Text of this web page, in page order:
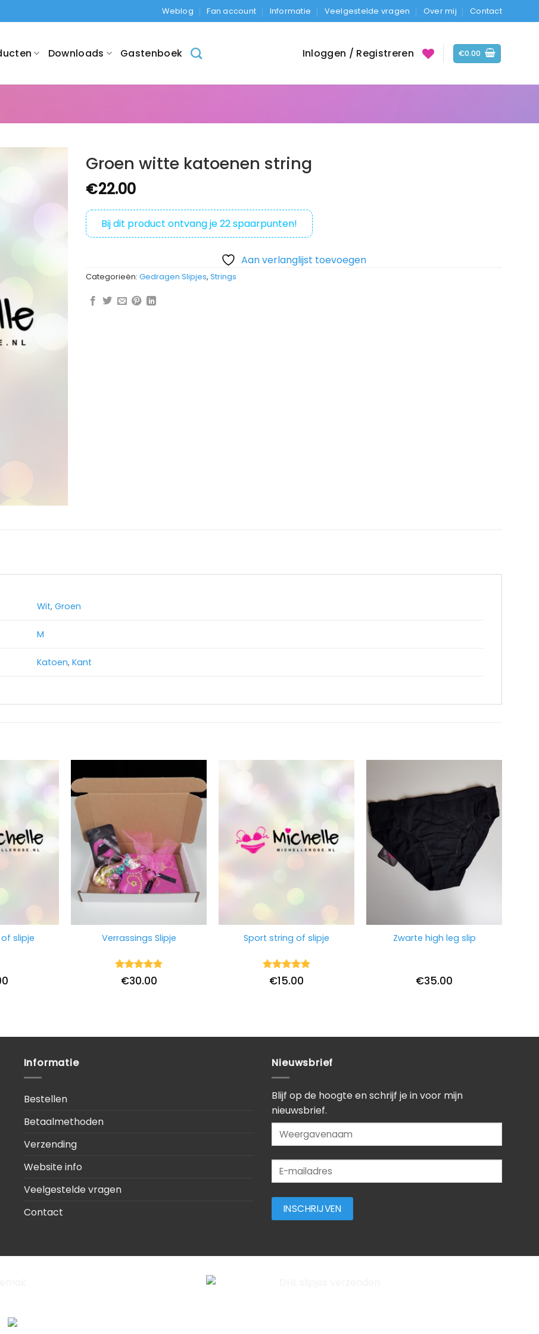
Weblog Fan account Informatie Veelgestelde vragen Over mij Contact
Downloads Gastenboek Inloggen / Registreren €0.00
Groen witte katoenen string
€22.00
Bij dit product ontvang je22spaarpunten!
Aan verlanglijst toevoegen
Categorieën: Gedragen Slipjes, Strings
Wit,Groen
M
Katoen,Kant
slipje Verrassings Slipje
Waardering
uit 5
€30.00
Sport string of slipje
Waardering
uit 5
€15.00
Zwarte high leg slip
€35.00
Informatie
Bestellen
Betaalmethoden
Verzending
Website info
Veelgestelde vragen
Contact
Nieuwsbrief
Blijf op de hoogte en schrijf je in voor mijn
nieuwsbrief.